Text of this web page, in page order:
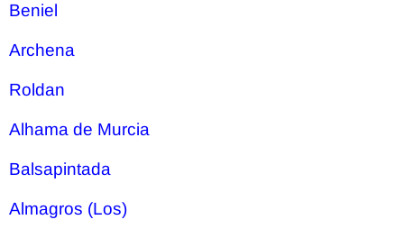
Beniel
Archena
Roldan
Alhama de Murcia
Balsapintada
Almagros (Los)